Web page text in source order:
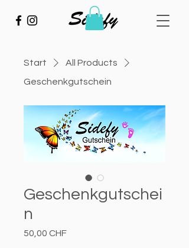
Start
All Products
Geschenkgutschein
Geschenkgutschei
n
50,00 CHFPreis